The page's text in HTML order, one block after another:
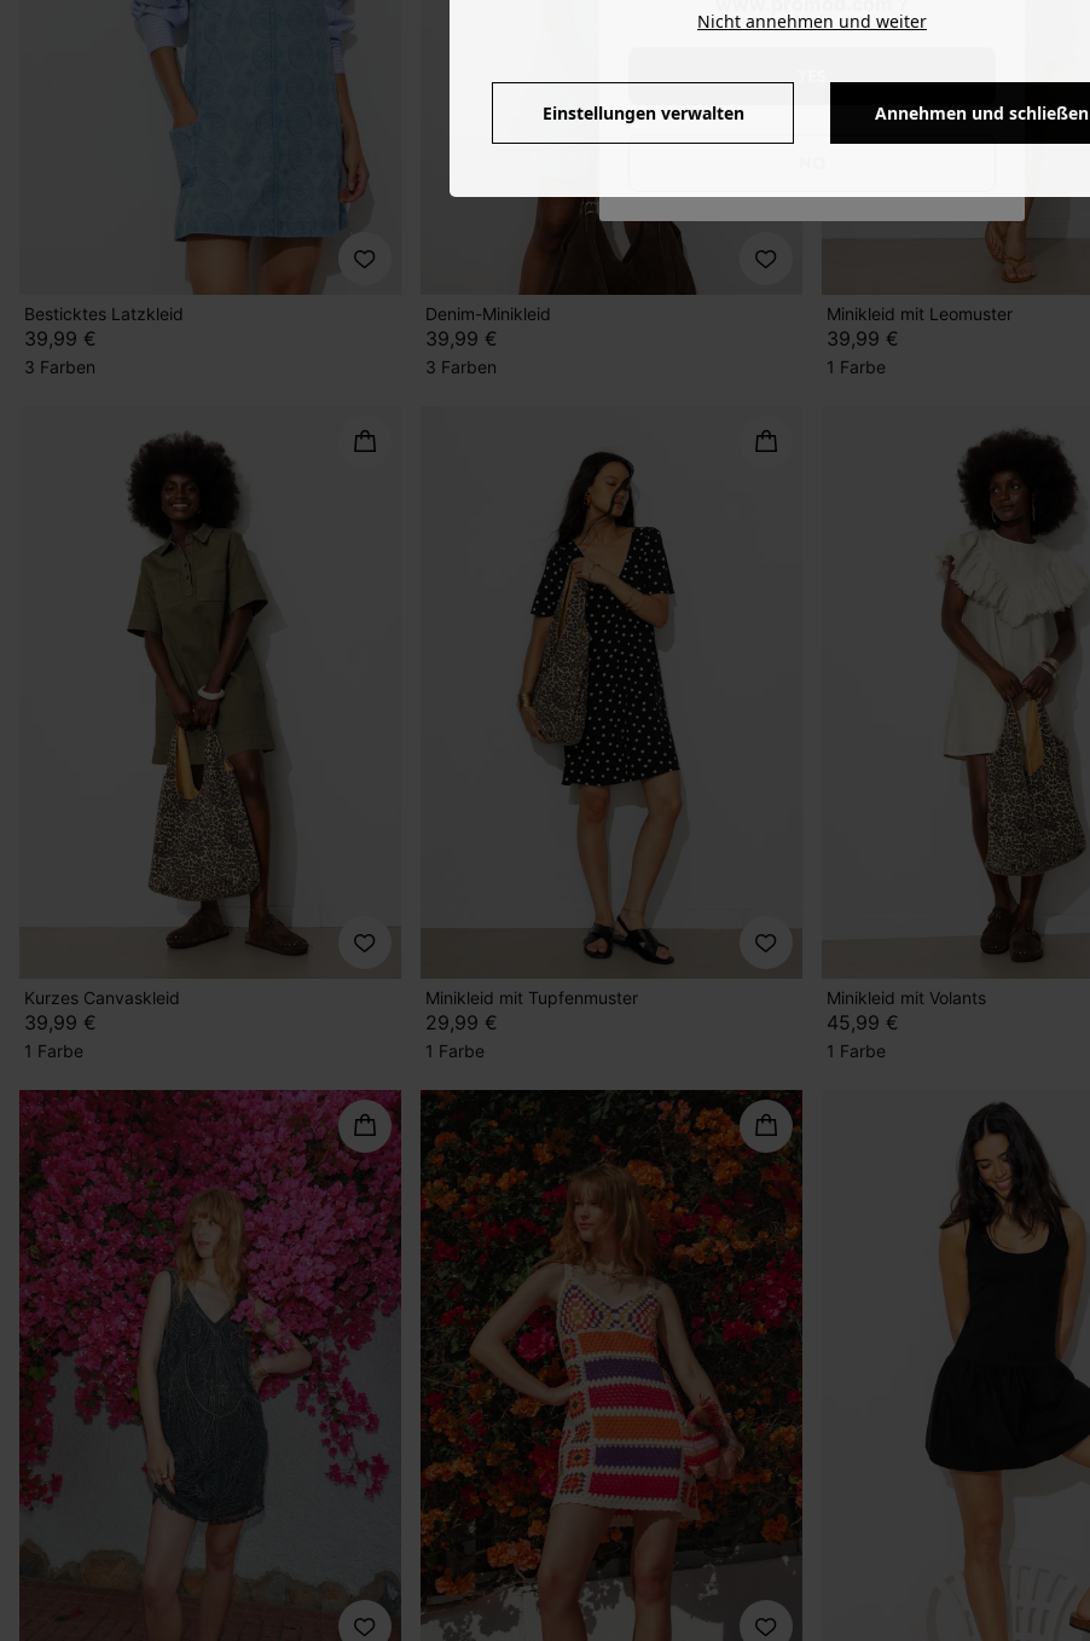
Besticktes Latzkleid
39,99 €
3 Farben
Denim-Minikleid
39,99 €
3 Farben
Minikleid mit Leomuster
39,99 €
1 Farbe
Kurzes Canvaskleid
39,99 €
1 Farbe
Minikleid mit Tupfenmuster
29,99 €
1 Farbe
Minikleid mit Volants
45,99 €
1 Farbe
Nicht annehmen und weiter
Einstellungen verwalten Annehmen und schließen